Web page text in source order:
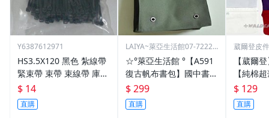
Y6387612971
HS3.5X120 黑色 紮線帶
緊束帶 束帶 束線帶 庫存
出清大特價 3.5*120
$ 14
直購
LAIYA~萊亞生活館07-72229
☆°萊亞生活館 °【A591
復古帆布書包】國中書
包-高中書包
$ 299
直購
葳爾登皮
【葳爾
【純棉
多本護
吸汗運
包隱形
$ 129
直購